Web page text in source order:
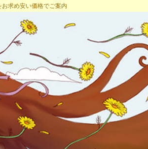
求め安い価格でご案内